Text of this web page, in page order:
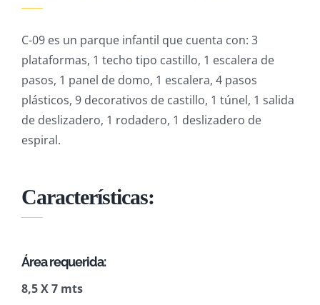
C-09 es un parque infantil que cuenta con: 3
plataformas, 1 techo tipo castillo, 1 escalera de
pasos, 1 panel de domo, 1 escalera, 4 pasos
plásticos, 9 decorativos de castillo, 1 túnel, 1 salida
de deslizadero, 1 rodadero, 1 deslizadero de
espiral.
Características:
Área requerida:
8,5 X 7 mts